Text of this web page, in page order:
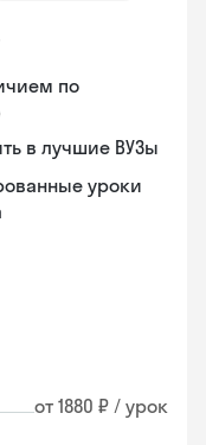
по
в лучшие ВУЗы
уроки
от 1880 ₽ / урок